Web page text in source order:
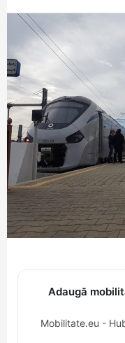
Adaugă
Mobilitate.eu -